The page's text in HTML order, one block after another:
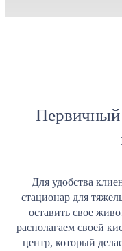
Для удобства
стационар для
оставить свое
располагаем своей
центр, который